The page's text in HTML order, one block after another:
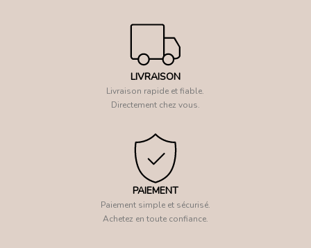
LIVRAISON
Livraison rapide et fiable.
Directement chez vous.
PAIEMENT
Paiement simple et sécurisé.
Achetez en toute confiance.